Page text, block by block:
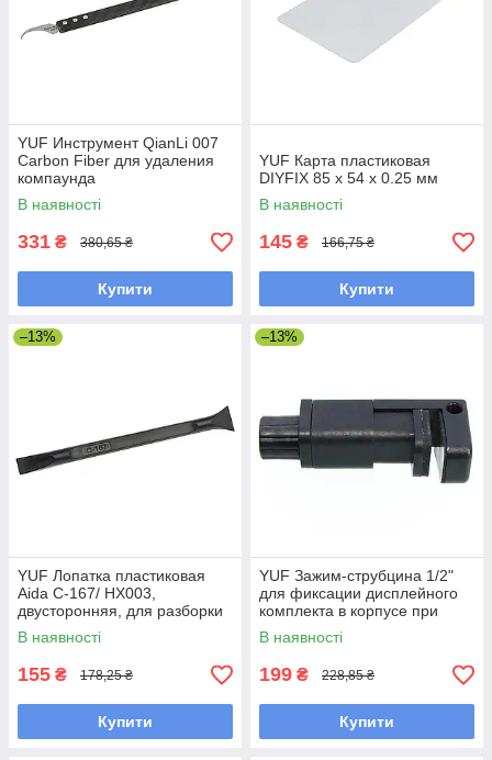
YUF Инструмент QianLi 007
Carbon Fiber для удаления
компаунда
В наявності
331 ₴ 380,65 ₴
Купити
YUF Карта пластиковая
DIYFIX 85 x 54 x 0.25 мм
В наявності
145 ₴ 166,75 ₴
Купити
–13%
YUF Лопатка пластиковая
Aida C-167/ HX003,
двусторонняя, для разборки
корпусов
В наявності
155 ₴ 178,25 ₴
Купити
–13%
YUF Зажим-струбцина 1/2"
для фиксации дисплейного
комплекта в корпусе при
установке требующей
склеивания (рабочий ход 0-
15мм)
В наявності
199 ₴ 228,85 ₴
Купити